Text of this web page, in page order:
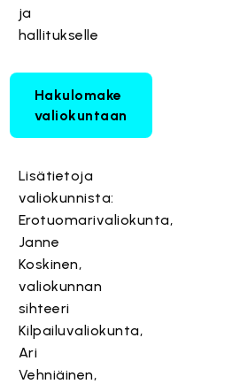
ja
hallitukselle
Hakulomake
valiokuntaan
Lisätietoja
valiokunnista:
Erotuomarivaliokunta,
Janne
Koskinen,
valiokunnan
sihteeri
Kilpailuvaliokunta,
Ari
Vehniäinen,